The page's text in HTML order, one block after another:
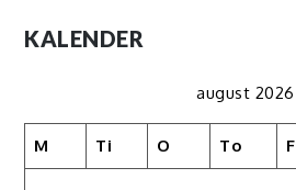
KALENDER
august 2026
M Ti O To F